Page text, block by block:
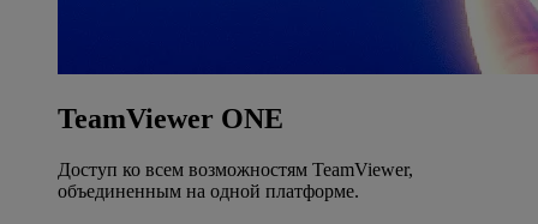
TeamViewer ONE
Доступ ко всем возможностям TeamViewer,
объединенным на одной платформе.